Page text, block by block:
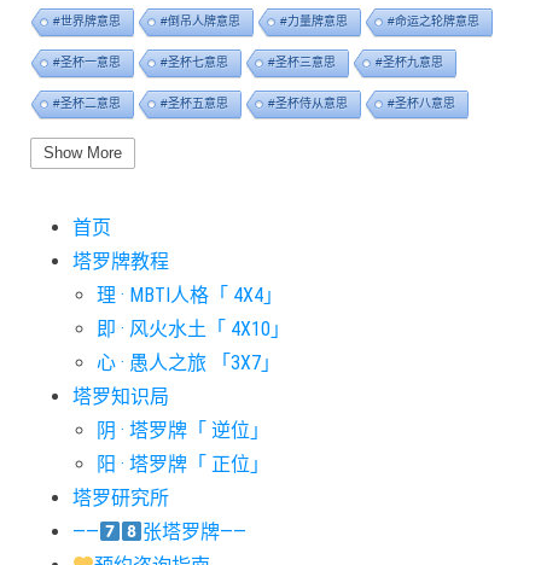
#世界牌意思 #倒吊人牌意思 #力量牌意思 #命运之轮牌意思
#圣杯一意思 #圣杯七意思 #圣杯三意思 #圣杯九意思
#圣杯二意思 #圣杯五意思 #圣杯侍从意思 #圣杯八意思
#圣杯六意思
#宝剑七意思
#宝剑五意思 #宝剑侍从意思
#宝剑十意思 #宝剑四意思 #宝剑国王意思
#愚人牌意思 #战车牌意思
#星币七意思 #星币三意思
#星币五意思 #星币侍从意思
#星币骑士意思 #星星牌意思
Show More
首页
塔罗牌教程
理 · MBTI人格「 4X4」
即 · 风火水土「 4X10」
心 · 愚人之旅 「3X7」
塔罗知识局
阴 · 塔罗牌「 逆位」
阳 · 塔罗牌「 正位」
塔罗研究所
——
张塔罗牌——